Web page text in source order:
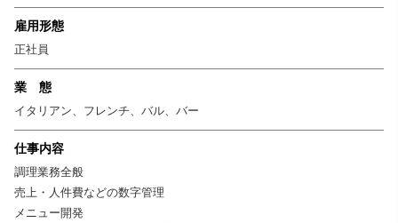
か？
雇用形態
正社員
業 態
イタリアン、フレンチ、バル、バー
仕事内容
調理業務全般
売上・人件費などの数字管理
メニュー開発